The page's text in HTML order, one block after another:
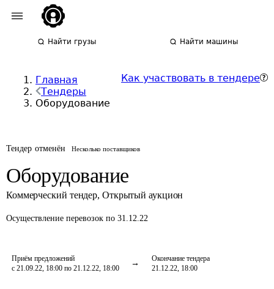
Найти грузы Найти машины
Главная
Тендеры
Оборудование
Как участвовать в тендере
Тендер отменён Несколько поставщиков
Оборудование
Коммерческий тендер, Открытый аукцион
Осуществление перевозок по 31.12.22
Приём предложений
с 21.09.22, 18:00 по 21.12.22, 18:00
Окончание тендера
21.12.22, 18:00